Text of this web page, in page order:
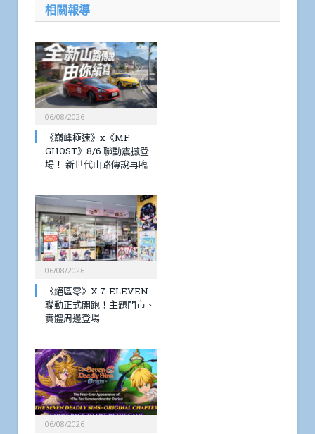
相關報導
06/08/2026
《巔峰極速》x《MF
GHOST》8/6 聯動震撼登
場！ 新世代山路傳說再臨
06/08/2026
《絕區零》X 7-ELEVEN
聯動正式開跑！主題門市、
實體周邊登場
06/08/2026